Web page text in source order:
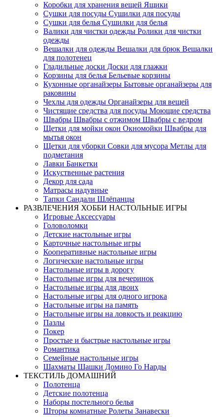
Коробки для хранения вещей Ящики
Сушки для посуды Сушилки для посуды
Сушки для белья Сушилки для белья
Валики для чистки одежды Ролики для чистки
одежды
Вешалки для одежды Вешалки для брюк Вешалки
для полотенец
Гладильные доски Доски для глажки
Корзины для белья Бельевые корзины
Кухонные органайзеры Бытовые органайзеры для
раковины
Чехлы для одежды Органайзеры для вещей
Чистящие средства для посуды Моющие средства
Швабры Швабры с отжимом Швабры с ведром
Щетки для мойки окон Окномойки Швабры для
мытья окон
Щетки для уборки Совки для мусора Метлы для
подметания
Лавки Банкетки
Искуственные растения
Декор для сада
Матрасы надувные
Тапки Сандали Шлёпанцы
РАЗВЛЕЧЕНИЯ ХОББИ НАСТОЛЬНЫЕ ИГРЫ
Игровые Аксессуары
Головоломки
Детские настольные игры
Карточные настольные игры
Кооперативные настольные игры
Логические настольные игры
Настольные игры в дорогу
Настольные игры для вечеринок
Настольные игры для двоих
Настольные игры для одного игрока
Настольные игры на память
Настольные игры на ловкость и реакцию
Пазлы
Покер
Простые и быстрые настольные игры
Романтика
Семейные настольные игры
Шахматы Шашки Домино Го Нарды
ТЕКСТИЛЬ ДОМАШНИЙ
Полотенца
Детские полотенца
Наборы постельного белья
Шторы комнатные Ролеты Занавески